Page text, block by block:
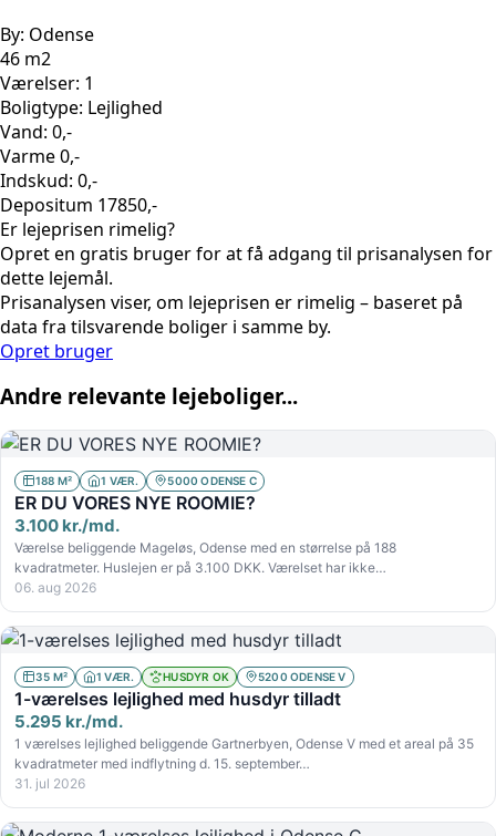
By: Odense
46 m2
Værelser: 1
Boligtype: Lejlighed
Vand: 0,-
Varme 0,-
Indskud: 0,-
Depositum 17850,-
Er lejeprisen rimelig?
Opret en gratis bruger for at få adgang til prisanalysen for
dette lejemål.
Prisanalysen viser, om lejeprisen er rimelig – baseret på
data fra tilsvarende boliger i samme by.
Opret bruger
Andre relevante lejeboliger...
188 M² 1 VÆR. 5000 ODENSE C
ER DU VORES NYE ROOMIE?
3.100 kr./md.
Værelse beliggende Mageløs, Odense med en størrelse på 188
kvadratmeter. Huslejen er på 3.100 DKK. Værelset har ikke…
06. aug 2026
35 M² 1 VÆR. HUSDYR OK 5200 ODENSE V
1-værelses lejlighed med husdyr tilladt
5.295 kr./md.
1 værelses lejlighed beliggende Gartnerbyen, Odense V med et areal på 35
kvadratmeter med indflytning d. 15. september…
31. jul 2026